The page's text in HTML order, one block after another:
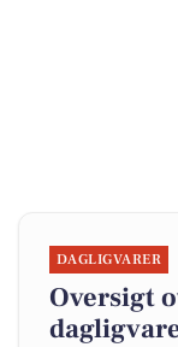
DAGLIGVARER
Oversigt